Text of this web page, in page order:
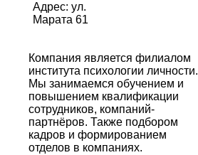
Адрес: ул.
Марата 61
Компания является филиалом
института психологии личности.
Мы занимаемся обучением и
повышением квалификации
сотрудников, компаний-
партнёров. Также подбором
кадров и формированием
отделов в компаниях.